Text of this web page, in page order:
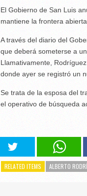
El Gobierno de San Luis
mantiene la frontera
A través del diario del
que deberá someterse a
Llamativamente,
donde ayer se registró un
Se trata de la esposa del
el operativo de búsqueda
RELATED ITEMS ALBERTO